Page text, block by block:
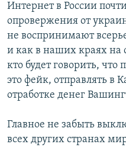
Интернет в России
опровержения от
не воспринимают
и как в наших краях на
кто будет говорить, что
это фейк, отправлять в
отработке денег
Главное не забыть
всех других странах